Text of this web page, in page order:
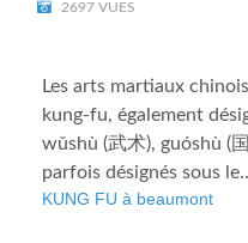
2697 VUES
Les arts martiaux
kung-fu, également
wǔshù (武术), guóshù (
parfois désignés sous
KUNG FU à beaumont